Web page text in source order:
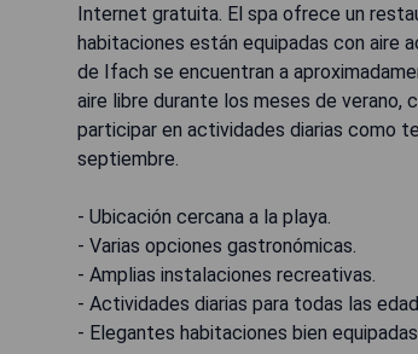
Internet gratuita. El spa ofrece un
habitaciones están equipadas con aire
de Ifach se encuentran a
aire libre durante los meses de verano,
participar en actividades diarias como
septiembre.
- Ubicación cercana a la playa.
- Varias opciones gastronómicas.
- Amplias instalaciones recreativas.
- Actividades diarias para todas las
- Elegantes habitaciones bien